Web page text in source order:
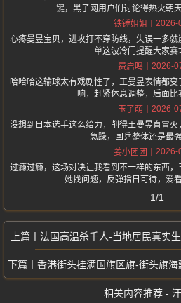
键，黑子网用户们讨论得热火朝
铁锤姐姐
2026-
心疼曼昱宝贝，进攻打不穿防线，失误一多
单这波冷门提醒大家赛
费启鸣
2026-
哈哈哈这输球太有戏剧性了，王曼昱表情都
响，赶紧休息调整，后面比
玉了萌
2026-
没想到日本选手这么给力，削得王曼昱直冒
急躁，国乒整体还是最
姜小团团
2026-
过瘾过瘾，这场对决让我看到不一样的东西
她找问题，反弹指日可待，爱
1/1
法国高温杀千人-当地居民真实
香港街头挂满国旗区旗-街头旗海飘扬
相关内容推荐 -